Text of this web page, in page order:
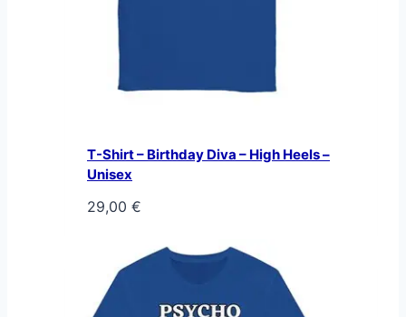
T-Shirt – Birthday Diva – High Heels –
Unisex
29,00 €